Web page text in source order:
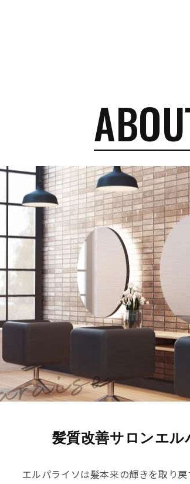
髪質改善サロンエル
エルパライソは髪本来の輝きを取り戻